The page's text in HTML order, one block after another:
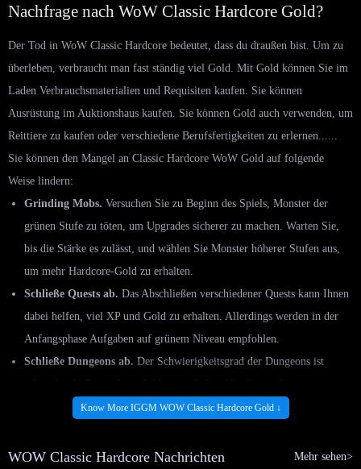
Nachfrage nach WoW Classic Hardcore Gold?
Der Tod in WoW Classic Hardcore bedeutet, dass du draußen bist. Um zu
überleben, verbraucht man fast ständig viel Gold. Mit Gold können Sie im
Laden Verbrauchsmaterialien und Requisiten kaufen. Sie können
Ausrüstung im Auktionshaus kaufen. Sie können Gold auch verwenden, um
Reittiere zu kaufen oder verschiedene Berufsfertigkeiten zu erlernen......
Sie können den Mangel an Classic Hardcore WoW Gold auf folgende
Weise lindern:
Grinding Mobs. Versuchen Sie zu Beginn des Spiels, Monster der
grünen Stufe zu töten, um Upgrades sicherer zu machen. Warten Sie,
bis die Stärke es zulässt, und wählen Sie Monster höherer Stufen aus,
um mehr Hardcore-Gold zu erhalten.
Schließe Quests ab. Das Abschließen verschiedener Quests kann Ihnen
dabei helfen, viel XP und Gold zu erhalten. Allerdings werden in der
Anfangsphase Aufgaben auf grünem Niveau empfohlen.
Schließe Dungeons ab. Der Schwierigkeitsgrad der Dungeons ist
relativ hoch. Es wird empfohlen, nach dem Nivellieren bis zu einem
gewissen Grad vorzugehen.
werden einige Gegenstände und Ressourcen wertvoller und Sie können
Know More IGGM WOW Classic Hardcore Gold ↓
WOW Classic Hardcore Nachrichten Mehr sehen>